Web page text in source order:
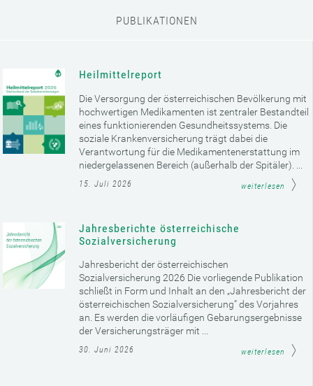
PUBLIKATIONEN
Heilmittelreport
Die Versorgung der österreichischen Bevölkerung mit
hochwertigen Medikamenten ist zentraler Bestandteil
eines funktionierenden Gesundheitssystems. Die
soziale Krankenversicherung trägt dabei die
Verantwortung für die Medikamentenerstattung im
niedergelassenen Bereich (außerhalb der Spitäler). ...
15. Juli 2026 weiterlesen
Jahresberichte österreichische
Sozialversicherung
Jahresbericht der österreichischen
Sozialversicherung 2026 Die vorliegende Publikation
schließt in Form und Inhalt an den „Jahresbericht der
österreichischen Sozialversicherung“ des Vorjahres
an. Es werden die vorläufigen Gebarungsergebnisse
der Versicherungsträger mit ...
30. Juni 2026 weiterlesen